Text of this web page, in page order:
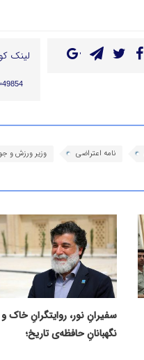
لینک
نامه اعتراضی وزیر ورزش و
سفیرانِ نور، روایتگرانِ خاک و
نگهبانانِ حافظه‌ی تاریخ؛